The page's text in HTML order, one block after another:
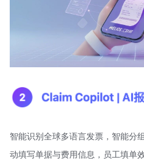
智能识别全球多语言发票，智能分
动填写单据与费用信息，员工填单